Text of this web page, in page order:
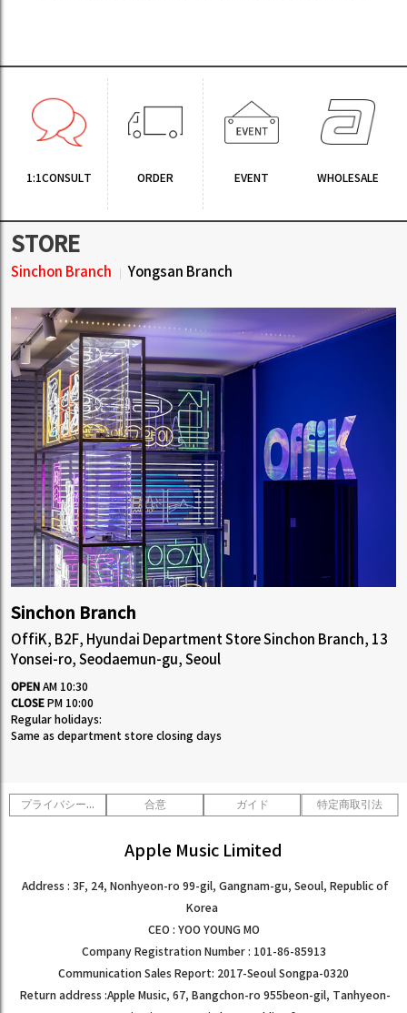
1:1CONSULT ORDER EVENT WHOLESALE
STORE
Sinchon Branch Yongsan Branch
Sinchon Branch
OffiK, B2F, Hyundai Department Store Sinchon Branch, 13
Yonsei-ro, Seodaemun-gu, Seoul
OPEN AM 10:30
CLOSE PM 10:00
Regular holidays:
Same as department store closing days
プライバシーポリシー 合意 ガイド 特定商取引法
Apple Music Limited
Address : 3F, 24, Nonhyeon-ro 99-gil, Gangnam-gu, Seoul, Republic of
Korea
CEO : YOO YOUNG MO
Company Registration Number : 101-86-85913
Communication Sales Report: 2017-Seoul Songpa-0320
Return address :Apple Music, 67, Bangchon-ro 955beon-gil, Tanhyeon-